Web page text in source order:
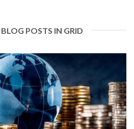
POSTS IN GRID